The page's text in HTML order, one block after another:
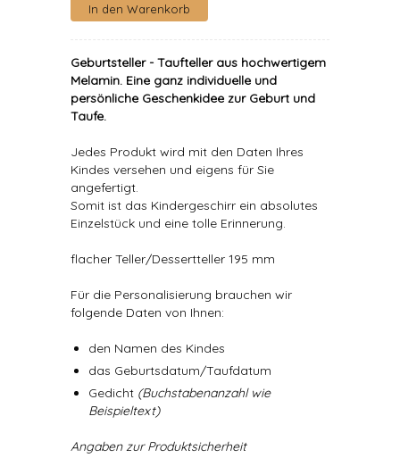
Geburtsteller - Taufteller aus hochwertigem
Melamin. Eine ganz individuelle und
persönliche Geschenkidee zur Geburt und
Taufe.
Jedes Produkt wird mit den Daten Ihres
Kindes versehen und eigens für Sie
angefertigt.
Somit ist das Kindergeschirr ein absolutes
Einzelstück und eine tolle Erinnerung.
flacher Teller/Dessertteller 195 mm
Für die Personalisierung brauchen wir
folgende Daten von Ihnen:
den Namen des Kindes
das Geburtsdatum/Taufdatum
Gedicht (Buchstabenanzahl wie
Beispieltext)
Angaben zur Produktsicherheit